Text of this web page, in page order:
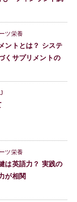
ツ栄養
ントとは？ システ
くサプリメントの
ツ栄養
は英語力？ 実践の
が相関